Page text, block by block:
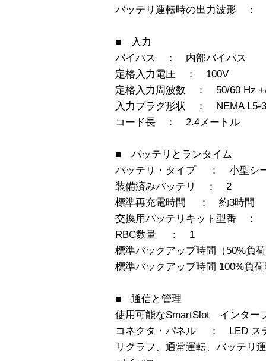
バッテリ運転時の出力波形 ：
■ 入力
バイパス ： 内部バイパス
定格入力電圧 ： 100V
定格入力周波数 ： 50/60 Hz
入力プラグ形状 ： NEMA L5-
コード長 ： 2.4メートル
■ バッテリとランタイム
バッテリ・タイプ ： 小型シ
装備済みバッテリ ： 2
標準再充電時間 ： 約3時間
交換用バッテリキット型番 ：
RBC数量 ： 1
標準バックアップ時間（50%
標準バックアップ時間 100%
■ 通信と管理
使用可能なSmartSlot インタ
コネクタ・パネル ： LED ス
リグラフ、通常運転、バッテリ